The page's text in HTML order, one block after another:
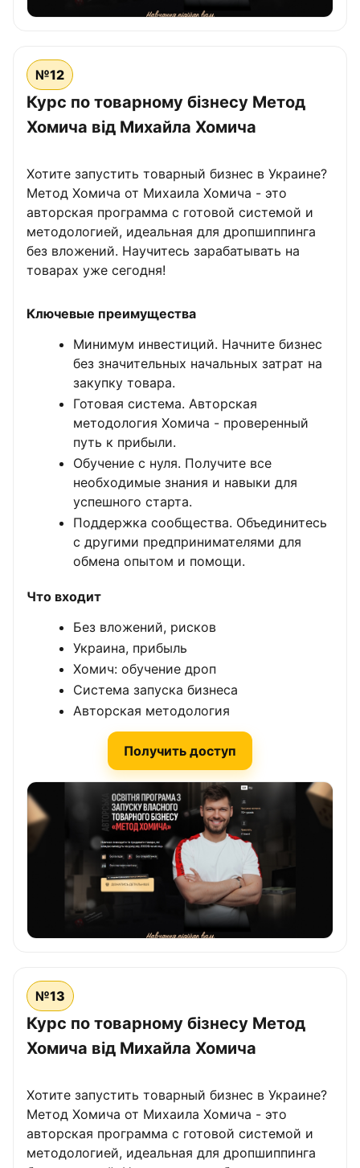
№12
Курс по товарному бізнесу Метод
Хомича від Михайла Хомича
Хотите запустить товарный бизнес в Украине?
Метод Хомича от Михаила Хомича - это
авторская программа с готовой системой и
методологией, идеальная для дропшиппинга
без вложений. Научитесь зарабатывать на
товарах уже сегодня!
Ключевые преимущества
Минимум инвестиций. Начните бизнес
без значительных начальных затрат на
закупку товара.
Готовая система. Авторская
методология Хомича - проверенный
путь к прибыли.
Обучение с нуля. Получите все
необходимые знания и навыки для
успешного старта.
Поддержка сообщества. Объединитесь
с другими предпринимателями для
обмена опытом и помощи.
Что входит
Без вложений, рисков
Украина, прибыль
Хомич: обучение дроп
Система запуска бизнеса
Авторская методология
Получить доступ
№13
Курс по товарному бізнесу Метод
Хомича від Михайла Хомича
Хотите запустить товарный бизнес в Украине?
Метод Хомича от Михаила Хомича - это
авторская программа с готовой системой и
методологией, идеальная для дропшиппинга